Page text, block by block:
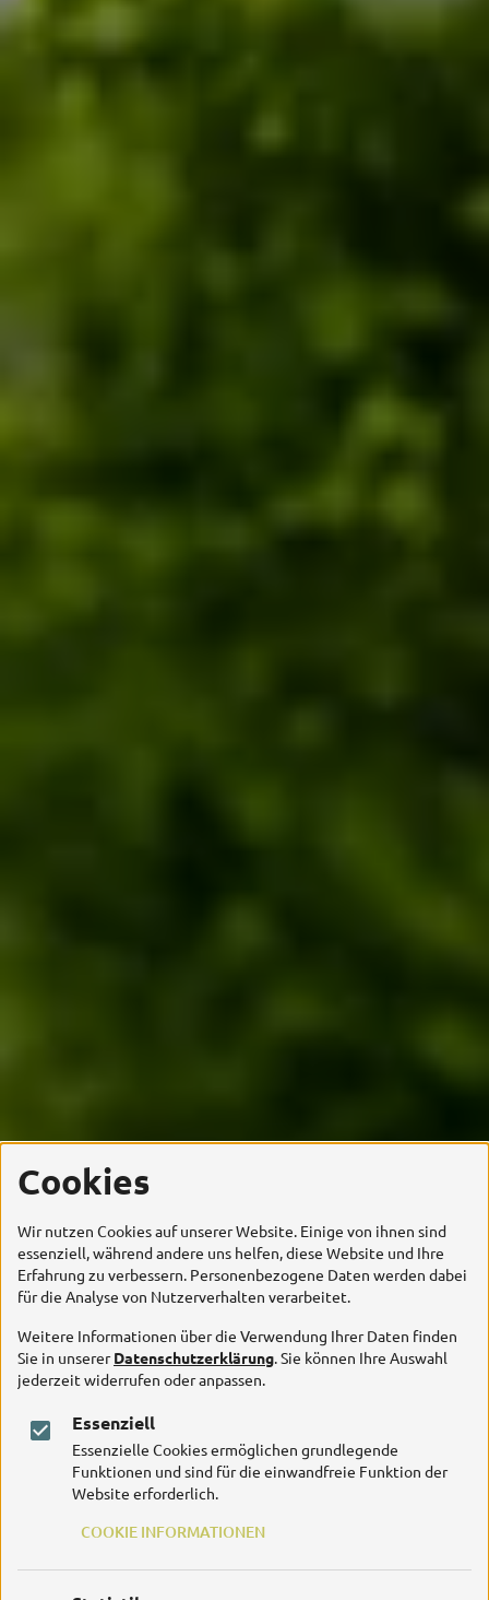
Cookies
Wir nutzen Cookies auf unserer Website. Einige von ihnen sind
essenziell, während andere uns helfen, diese Website und Ihre
Erfahrung zu verbessern. Personenbezogene Daten werden dabei
für die Analyse von Nutzerverhalten verarbeitet.
Weitere Informationen über die Verwendung Ihrer Daten finden
Sie in unsererDatenschutzerklärung . Sie können Ihre Auswahl
jederzeit widerrufen oder anpassen.
Essenziell
Essenzielle Cookies ermöglichen grundlegende
Funktionen und sind für die einwandfreie Funktion der
Website erforderlich.
COOKIE INFORMATIONEN